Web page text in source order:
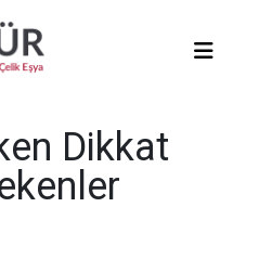
Dikkat